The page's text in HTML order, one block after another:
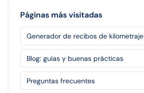
Páginas más visitadas
Generador de recibos de kilometraje
Blog: guías y buenas prácticas
Preguntas frecuentes